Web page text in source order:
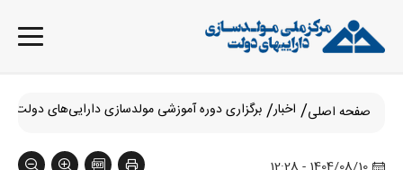
صفحه اصلی اخبار برگزاری دوره آموزشی مولدسازی دارایی‌های دولت